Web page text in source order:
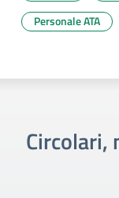
Personale ATA
Circolari,